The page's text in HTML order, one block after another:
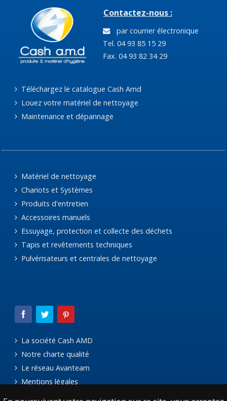
Contactez-nous :
par courrier électronique
Tel. 04 93 85 15 29
Fax. 04 93 82 34 29
Téléchargez le catalogue Cash Amd
Louez votre matériel de nettoyage
Maintenance et dépannage
Matériel de nettoyage
Chariots et Systèmes
Produits d'entretien
Accessoires manuels
Essuyage, protection et collecte des déchets
Tapis et revêtements techniques
Pulvérisateurs et centrales de nettoyage
La société Cash AMD
Notre charte qualité
Le réseau Avanteam
Mentions légales